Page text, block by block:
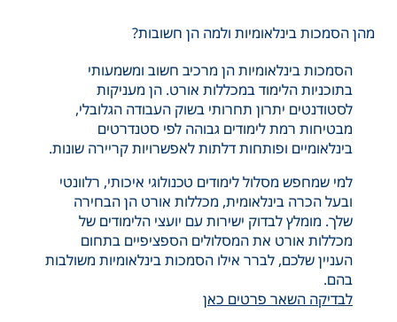
מהן הסמכות בינלאומיות ולמה הן חשובות?
הסמכות בינלאומיות הן מרכיב חשוב ומשמעותי
בתוכניות הלימוד במכללות אורט. הן מעניקות
לסטודנטים יתרון תחרותי בשוק העבודה הגלובלי,
מבטיחות רמת לימודים גבוהה לפי סטנדרטים
בינלאומיים ופותחות דלתות לאפשרויות קריירה שונות.
למי שמחפש מסלול לימודים טכנולוגי איכותי, רלוונטי
ובעל הכרה בינלאומית, מכללות אורט הן הבחירה
שלך. מומלץ לבדוק ישירות עם יועצי הלימודים של
מכללות אורט את המסלולים הספציפיים בתחום
העניין שלכם, לברר אילו הסמכות בינלאומיות משולבות
בהם.
לבדיקה השאר פרטים כאן